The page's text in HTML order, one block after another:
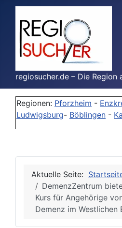
regiosucher.de – Die Region
Regionen: Pforzheim -
Ludwigsburg- Böblingen -
Aktuelle Seite:
DemenzZentrum
Kurs für Angehörige
Demenz im Westlichen